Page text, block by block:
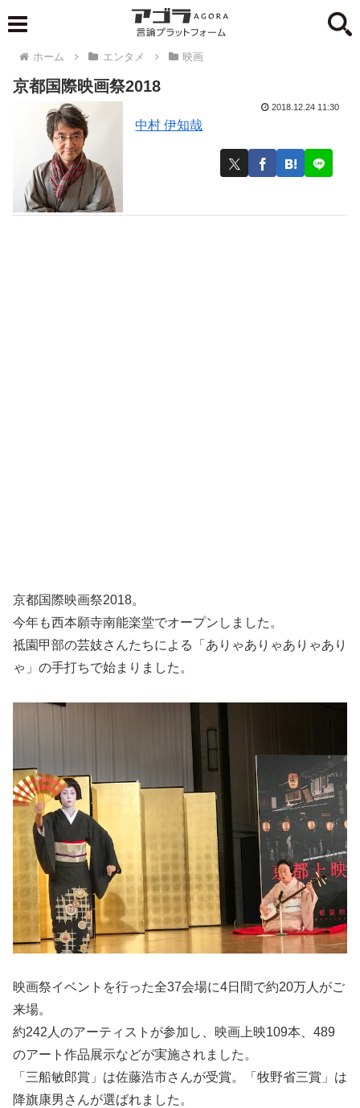
ホーム エンタメ 映画
京都国際映画祭2018
中村 伊知哉
2018.12.24 11:30
京都国際映画祭2018。
今年も西本願寺南能楽堂でオープンしました。
祗園甲部の芸妓さんたちによる「ありゃありゃありゃあり
ゃ」の手打ちで始まりました。
映画祭イベントを行った全37会場に4日間で約20万人がご
来場。
約242人のアーティストが参加し、映画上映109本、489
のアート作品展示などが実施されました。
「三船敏郎賞」は佐藤浩市さんが受賞。「牧野省三賞」は
降旗康男さんが選ばれました。